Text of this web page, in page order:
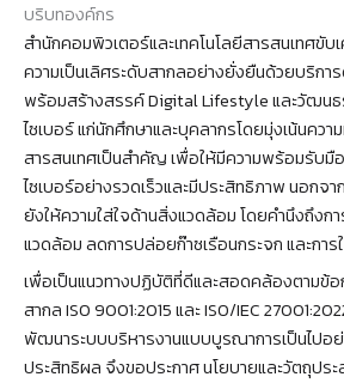
บริบทองค์กร
สำนักคอมพิวเตอร์และเทคโนโลยีสารสนเทศขั
ความเป็นเลิศระดับสากลอย่างยั่งยืนด้วยบริกา
พร้อมสร้างสรรค์ Digital Lifestyle และวัฒน
ไซเบอร์ แก่นักศึกษาและบุคลากรโดยมุ่งเน้นคว
สารสนเทศเป็นสำคัญ เพื่อให้มีความพร้อมรับมื
ไซเบอร์อย่างรวดเร็วและมีประสิทธิภาพ นอกจ
ยังให้ความใส่ใจด้านสิ่งแวดล้อม โดยคำนึงถึง
แวดล้อม ลดการปล่อยก๊าซเรือนกระจก และกา
เพื่อเป็นแนวทางปฏิบัติที่ดีและสอดคล้องตามข้
สากล ISO 9001:2015 และ ISO/IEC
พัฒนาระบบบริหารงานแบบบูรณาการเป็นไปอ
ประสิทธิผล จึงขอประกาศ นโยบายและวัตถุปร